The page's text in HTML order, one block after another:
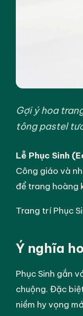
Gợi ý hoa
tông pastel
Lễ Phục Sinh
Công giáo và
để trang hoàng
Trang trí Phục
Ý nghĩa
Phục Sinh gắn
chuộng. Đặc
niềm hy vọng